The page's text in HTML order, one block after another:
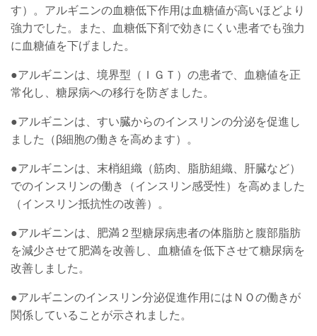
す）。アルギニンの血糖低下作用は血糖値が高いほどより
強力でした。また、血糖低下剤で効きにくい患者でも強力
に血糖値を下げました。
●アルギニンは、境界型（ＩＧＴ）の患者で、血糖値を正
常化し、糖尿病への移行を防ぎました。
●アルギニンは、すい臓からのインスリンの分泌を促進し
ました（β細胞の働きを高めます）。
●アルギニンは、末梢組織（筋肉、脂肪組織、肝臓など）
でのインスリンの働き（インスリン感受性）を高めました
（インスリン抵抗性の改善）。
●アルギニンは、肥満２型糖尿病患者の体脂肪と腹部脂肪
を減少させて肥満を改善し、血糖値を低下させて糖尿病を
改善しました。
●アルギニンのインスリン分泌促進作用にはＮＯの働きが
関係していることが示されました。